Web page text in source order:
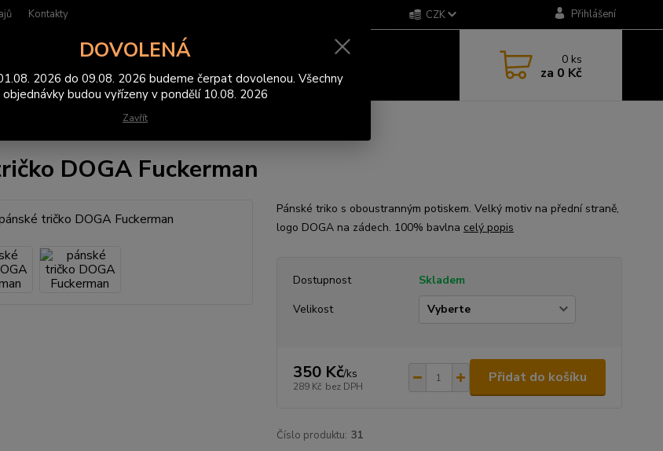
Kontakty CZK Přihlášení
0 ks
za 0 Kč
DOGA Fuckerman
Pánské triko s oboustranným potiskem. Velký motiv na přední straně,
logo DOGA na zádech. 100% bavlna celý popis
Dostupnost
Skladem
Velikost
350 Kč/ks
289 Kč bez DPH
Přidat do košíku
Číslo produktu: 31
DOVOLENÁ
2026 do 09.08. 2026 budeme čerpat dovolenou. Všechny
objednávky budou vyřízeny v pondělí 10.08. 2026
Zavřít